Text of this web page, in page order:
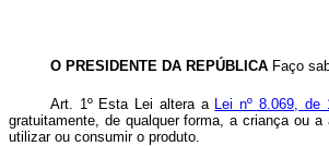
O PRESIDENTE DA REPÚBLICAFaço
Art. 1º Esta Lei altera a Lei nº 8.069, de
gratuitamente, de qualquer forma, a criança ou
utilizar ou consumir o produto.